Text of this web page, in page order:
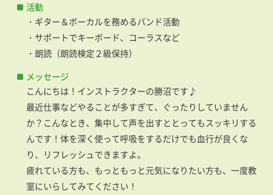
活動
・ギター＆ボーカルを務めるバンド活動
・サポートでキーボード、コーラスなど
・朗読（朗読検定２級保持）
メッセージ
こんにちは！インストラクターの勝沼です♪
最近仕事などやることが多すぎて、ぐったりしていません
か？こんなとき、集中して声を出すととってもスッキリする
んです！体を深く使って呼吸をするだけでも血行が良くな
り、リフレッシュできますよ。
疲れている方も、もっともっと元気になりたい方も、一度教
室にいらしてみてください！